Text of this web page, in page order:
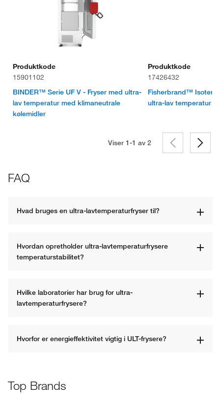
Produktkode
15901102
BINDER™ Serie UF V - Fryser med ultra-
lav temperatur med klimaneutrale
kølemidler
Produktkode
17426432
Fisherbrand™
ultra-lav temperatur
Viser 1-1 av 2
FAQ
Hvad bruges en ultra-lavtemperaturfryser til?
Hvordan opretholder ultra-lavtemperaturfrysere
temperaturstabilitet?
Hvilke laboratorier har brug for ultra-
lavtemperaturfrysere?
Hvorfor er energieffektivitet vigtig i ULT-frysere?
Top Brands